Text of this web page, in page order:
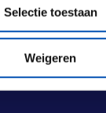
Selectie toestaan
Weigeren
Indië 131-133